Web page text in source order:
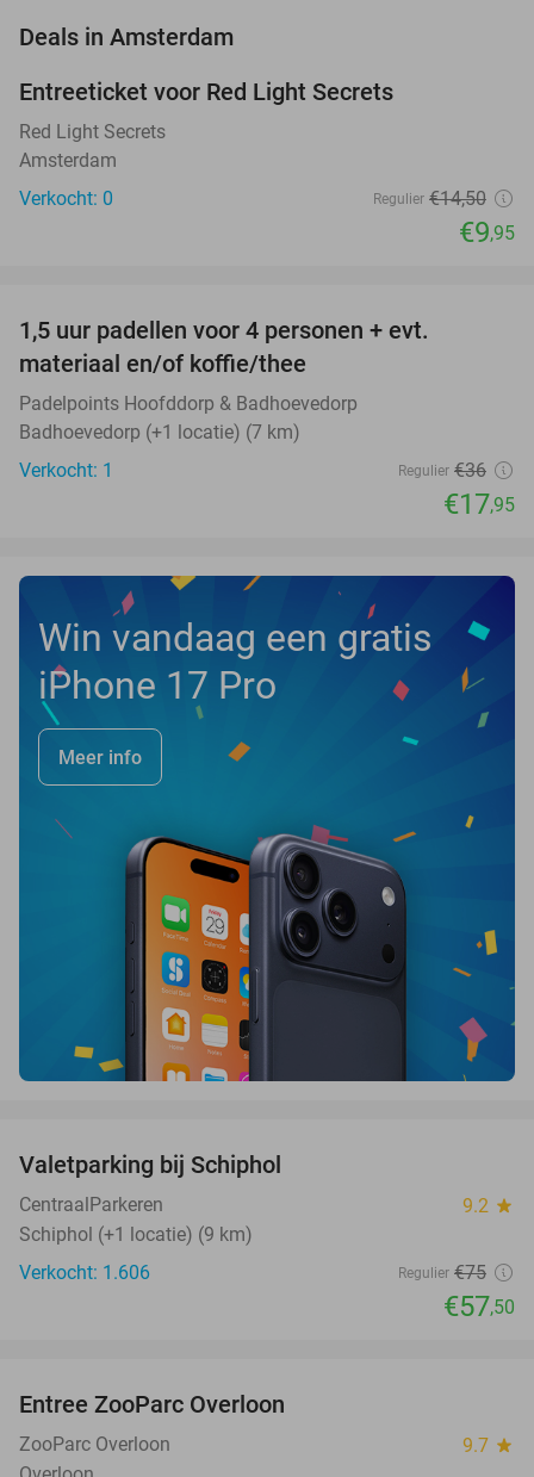
Deals in Amsterdam
TODAY
Entreeticket voor Red Light Secrets
Red Light Secrets
Amsterdam
Verkocht: 0
Regulier €14,50
€9,95
TODAY
1,5 uur padellen voor 4 personen + evt.
materiaal en/of koffie/thee
Padelpoints Hoofddorp & Badhoevedorp
Badhoevedorp (+1 locatie) (7 km)
Verkocht: 1
Regulier €36
€17,95
Win vandaag een gratis
iPhone 17 Pro
Meer info
Valetparking bij Schiphol
CentraalParkeren 9.2 star
Schiphol (+1 locatie) (9 km)
Verkocht: 1.606
Regulier €75
€57,50
TODAY
Entree ZooParc Overloon
ZooParc Overloon 9.7 star